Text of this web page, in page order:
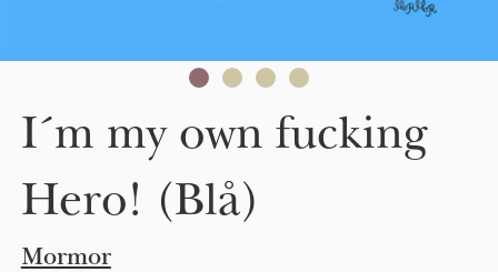
I´m my own fucking
Hero! (Blå)
Mormor